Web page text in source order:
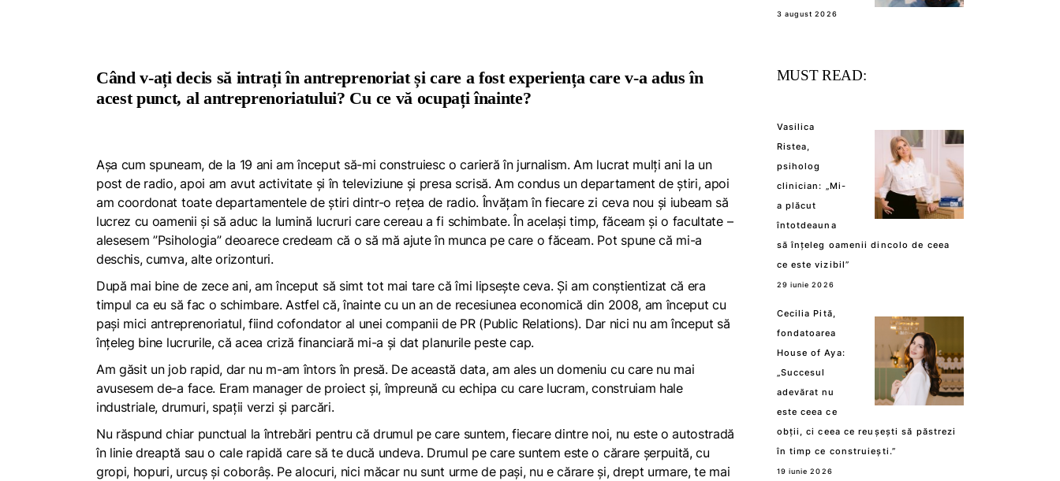
Când v-ați decis să intrați în antreprenoriat și care a fost experiența care v-a adus în
acest punct, al antreprenoriatului? Cu ce vă ocupați înainte?
Așa cum spuneam, de la 19 ani am început să-mi construiesc o carieră în jurnalism. Am lucrat mulți ani la un
post de radio, apoi am avut activitate și în televiziune și presa scrisă. Am condus un departament de știri, apoi
am coordonat toate departamentele de știri dintr-o rețea de radio. Învățam în fiecare zi ceva nou și iubeam să
lucrez cu oamenii și să aduc la lumină lucruri care cereau a fi schimbate. În același timp, făceam și o facultate –
alesesem ”Psihologia” deoarece credeam că o să mă ajute în munca pe care o făceam. Pot spune că mi-a
deschis, cumva, alte orizonturi.
După mai bine de zece ani, am început să simt tot mai tare că îmi lipsește ceva. Și am conștientizat că era
timpul ca eu să fac o schimbare. Astfel că, înainte cu un an de recesiunea economică din 2008, am început cu
pași mici antreprenoriatul, fiind cofondator al unei companii de PR (Public Relations). Dar nici nu am început să
înțeleg bine lucrurile, că acea criză financiară mi-a și dat planurile peste cap.
Am găsit un job rapid, dar nu m-am întors în presă. De această data, am ales un domeniu cu care nu mai
avusesem de-a face. Eram manager de proiect și, împreună cu echipa cu care lucram, construiam hale
industriale, drumuri, spații verzi și parcări.
Nu răspund chiar punctual la întrebări pentru că drumul pe care suntem, fiecare dintre noi, nu este o autostradă
în linie dreaptă sau o cale rapidă care să te ducă undeva. Drumul pe care suntem este o cărare șerpuită, cu
gropi, hopuri, urcuș și coborâș. Pe alocuri, nici măcar nu sunt urme de pași, nu e cărare și, drept urmare, te mai
3 august 2026
MUST READ:
Vasilica
Ristea,
psiholog
clinician: „Mi-
a plăcut
întotdeauna
să înțeleg oamenii dincolo de ceea
ce este vizibil”
29 iunie 2026
Cecilia Pită,
fondatoarea
House of Aya:
„Succesul
adevărat nu
este ceea ce
obții, ci ceea ce reușești să păstrezi
în timp ce construiești.”
19 iunie 2026